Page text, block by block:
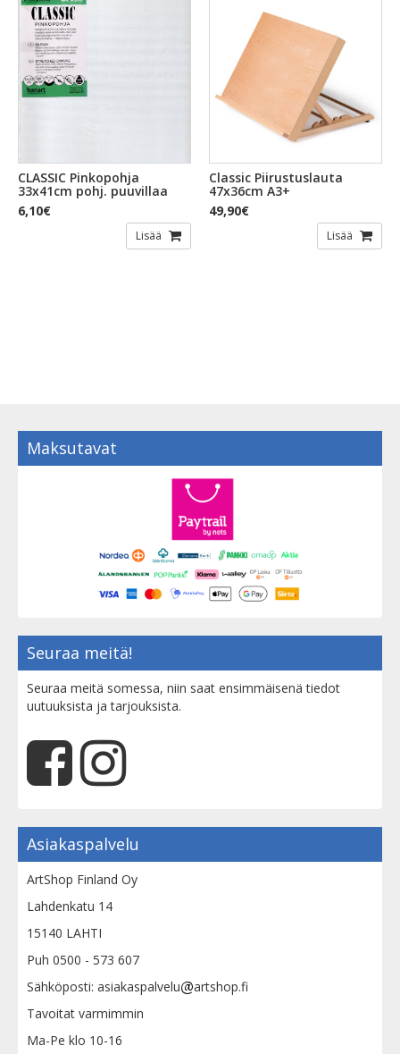
CLASSIC Pinkopohja
33x41cm pohj. puuvillaa
6,10€
Lisää
Classic Piirustuslauta
47x36cm A3+
49,90€
Lisää
Maksutavat
Seuraa meitä!
Seuraa meitä somessa, niin saat ensimmäisenä tiedot
uutuuksista ja tarjouksista.
Asiakaspalvelu
ArtShop Finland Oy
Lahdenkatu 14
15140 LAHTI
Puh 0500 - 573 607
Sähköposti: asiakaspalvelu
artshop.fi
Tavoitat varmimmin
Ma-Pe klo 10-16